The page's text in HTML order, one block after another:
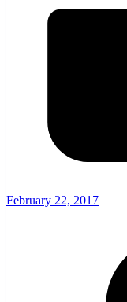
February 22, 2017